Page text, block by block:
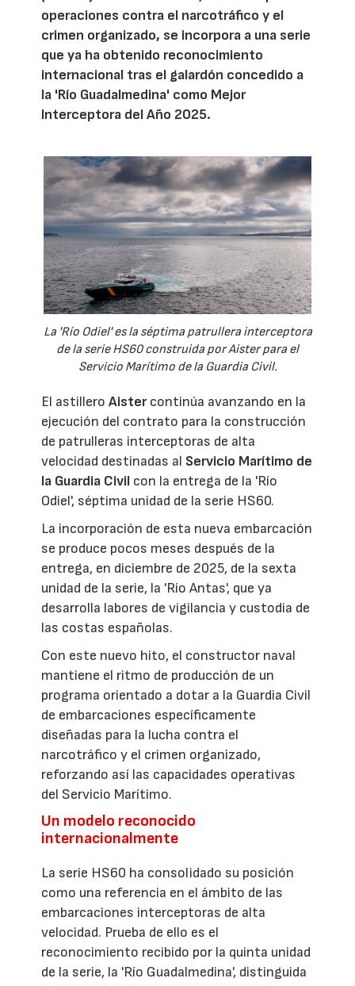
operaciones contra el narcotráfico y el
crimen organizado, se incorpora a una serie
que ya ha obtenido reconocimiento
internacional tras el galardón concedido a
la 'Río Guadalmedina' como Mejor
Interceptora del Año 2025.
La 'Río Odiel' es la séptima patrullera interceptora
de la serie HS60 construida por Aister para el
Servicio Marítimo de la Guardia Civil.
El astilleroAistercontinúa avanzando en la
ejecución del contrato para la construcción
de patrulleras interceptoras de alta
velocidad destinadas al Servicio Marítimo de
la Guardia Civil con la entrega de la 'Río
Odiel', séptima unidad de la serie HS60.
La incorporación de esta nueva embarcación
se produce pocos meses después de la
entrega, en diciembre de 2025, de la sexta
unidad de la serie, la 'Río Antas', que ya
desarrolla labores de vigilancia y custodia de
las costas españolas.
Con este nuevo hito, el constructor naval
mantiene el ritmo de producción de un
programa orientado a dotar a la Guardia Civil
de embarcaciones específicamente
diseñadas para la lucha contra el
narcotráfico y el crimen organizado,
reforzando así las capacidades operativas
del Servicio Marítimo.
Un modelo reconocido
internacionalmente
La serie HS60 ha consolidado su posición
como una referencia en el ámbito de las
embarcaciones interceptoras de alta
velocidad. Prueba de ello es el
reconocimiento recibido por la quinta unidad
de la serie, la 'Río Guadalmedina', distinguida